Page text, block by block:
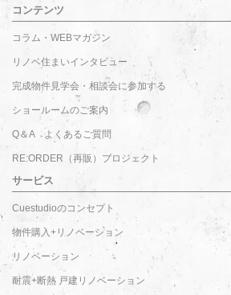
コンテンツ
コラム・WEBマガジン
リノベ住まいインタビュー
完成物件見学会・相談会に参加する
ショールームのご案内
Q＆A よくあるご質問
RE:ORDER（再販）プロジェクト
サービス
Cuestudioのコンセプト
物件購入+リノベーション
リノベーション
耐震+断熱 戸建リノベーション